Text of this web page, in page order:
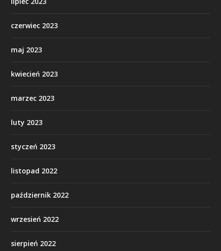
czerwiec 2023
maj 2023
kwiecień 2023
marzec 2023
luty 2023
styczeń 2023
listopad 2022
październik 2022
wrzesień 2022
sierpień 2022